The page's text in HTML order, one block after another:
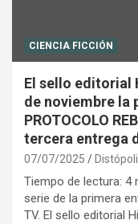
CIENCIA FICCIÓN
El sello editorial
de noviembre la
PROTOCOLO
tercera entrega
07/07/2025
Tiempo de lectura:
serie de la primera
TV. El sello editorial